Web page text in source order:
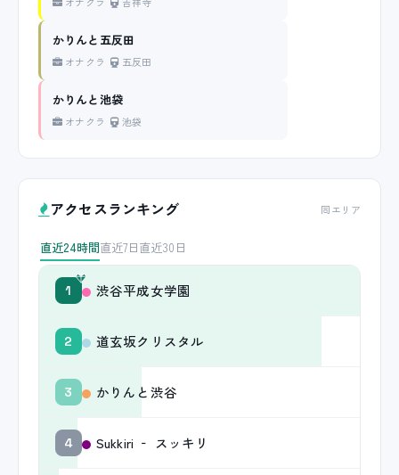
オナクラ 吉祥寺
かりんと五反田
オナクラ 五反田
かりんと池袋
オナクラ 池袋
アクセスランキング 同エリア
直近24時間直近7日直近30日
1 渋谷平成女学園
2 道玄坂クリスタル
3 かりんと渋谷
4 Sukkiri ‐ スッキリ